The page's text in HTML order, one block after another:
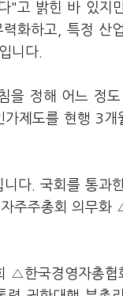
"고 밝힌 바 있지
화하고, 특정 산
니다.
을 정해 어느 정
제도를 현행 3개
다. 국회를 통과
주주총회 의무화
△한국경영자총협